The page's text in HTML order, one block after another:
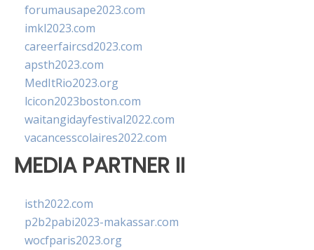
forumausape2023.com
imkl2023.com
careerfaircsd2023.com
apsth2023.com
MedItRio2023.org
lcicon2023boston.com
waitangidayfestival2022.com
vacancesscolaires2022.com
MEDIA PARTNER II
isth2022.com
p2b2pabi2023-makassar.com
wocfparis2023.org